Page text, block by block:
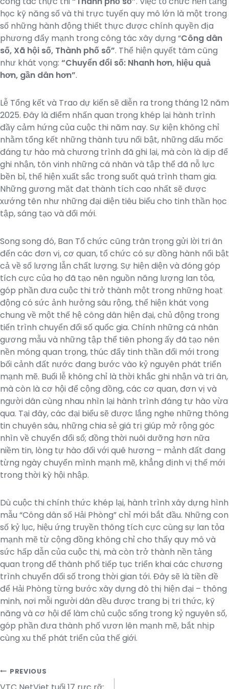
học kỹ năng số và thi trực tuyến quy mô lớn là một trong
số những hành động thiết thực được chính quyền địa
phương đẩy mạnh trong công tác xây dựng “Công dân
số, Xã hội số, Thành phố số”. Thể hiện quyết tâm cũng
như khát vọng: “Chuyển đổi số: Nhanh hơn, hiệu quả
hơn, gần dân hơn”.
Lễ Tổng kết và Trao dự kiến sẽ diễn ra trong tháng 12 năm
2025. Đây là điểm nhấn quan trọng khép lại hành trình
đầy cảm hứng của cuộc thi năm nay. Sự kiện không chỉ
nhằm tổng kết những thành tựu nổi bật, những dấu mốc
đáng tự hào mà chương trình đã ghi lại, mà còn là dịp để
ghi nhận, tôn vinh những cá nhân và tập thể đã nỗ lực
bền bỉ, thể hiện xuất sắc trong suốt quá trình tham gia.
Những gương mặt đạt thành tích cao nhất sẽ được
xướng tên như những đại diện tiêu biểu cho tinh thần học
tập, sáng tạo và đổi mới.
Song song đó, Ban Tổ chức cũng trân trọng gửi lời tri ân
đến các đơn vị, cơ quan, tổ chức có sự đồng hành nổi bật
cả về số lượng lẫn chất lượng. Sự hiện diện và đóng góp
tích cực của họ đã tạo nên nguồn năng lượng lan tỏa,
góp phần đưa cuộc thi trở thành một trong những hoạt
động có sức ảnh hưởng sâu rộng, thể hiện khát vọng
chung về một thế hệ công dân hiện đại, chủ động trong
tiến trình chuyển đổi số quốc gia. Chính những cá nhân
gương mẫu và những tập thể tiên phong ấy đã tạo nên
nền móng quan trọng, thúc đẩy tinh thần đổi mới trong
bối cảnh đất nước đang bước vào kỷ nguyên phát triển
mạnh mẽ. Buổi lễ không chỉ là thời khắc ghi nhận và tri ân,
mà còn là cơ hội để cộng đồng, các cơ quan, đơn vị và
người dân cùng nhau nhìn lại hành trình đáng tự hào vừa
qua. Tại đây, các đại biểu sẽ được lắng nghe những thông
tin chuyên sâu, những chia sẻ giá trị giúp mở rộng góc
nhìn về chuyển đổi số; đồng thời nuôi dưỡng hơn nữa
niềm tin, lòng tự hào đối với quê hương – mảnh đất đang
từng ngày chuyển mình mạnh mẽ, khẳng định vị thế mới
trong thời kỳ hội nhập.
Dù cuộc thi chính thức khép lại, hành trình xây dựng hình
mẫu “Công dân số Hải Phòng” chỉ mới bắt đầu. Những con
số kỷ lục, hiệu ứng truyền thông tích cực cùng sự lan tỏa
mạnh mẽ từ cộng đồng không chỉ cho thấy quy mô và
sức hấp dẫn của cuộc thi, mà còn trở thành nền tảng
quan trọng để thành phố tiếp tục triển khai các chương
trình chuyển đổi số trong thời gian tới. Đây sẽ là tiền đề
để Hải Phòng từng bước xây dựng đô thị hiện đại – thông
minh, nơi mỗi người dân đều được trang bị tri thức, kỹ
năng và cơ hội để làm chủ cuộc sống trong kỷ nguyên số,
góp phần đưa thành phố vươn lên mạnh mẽ, bắt nhịp
cùng xu thế phát triển của thế giới.
Post
PREVIOUS